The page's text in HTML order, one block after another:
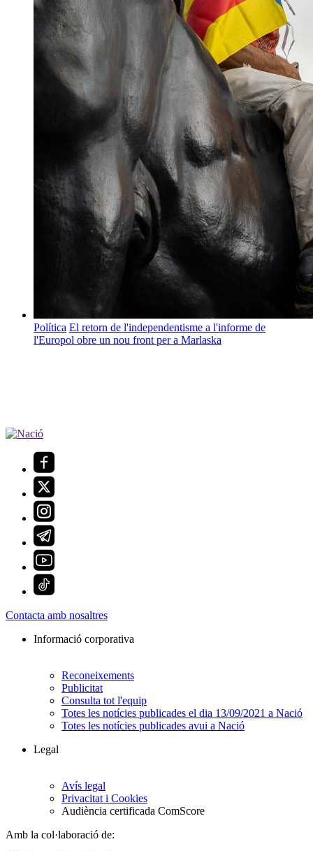
Política El retorn de l'independentisme a l'informe de
l'Europol obre un nou front per a Marlaska
Contacta amb nosaltres
Informació corporativa
Reconeixements
Publicitat
Consulta tot l'equip
Totes les notícies publicades el dia 13/09/2021 a Nació
Totes les notícies publicades avui a Nació
Legal
Avís legal
Privacitat i Cookies
Audiència certificada ComScore
Amb la col·laboració de: